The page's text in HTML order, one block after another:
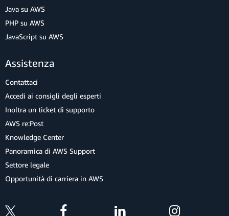
Java su AWS
PHP su AWS
JavaScript su AWS
Assistenza
Contattaci
Accedi ai consigli degli esperti
Inoltra un ticket di supporto
AWS re:Post
Knowledge Center
Panoramica di AWS Support
Settore legale
Opportunità di carriera in AWS